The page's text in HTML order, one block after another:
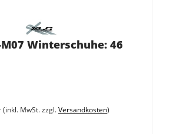
M07 Winterschuhe: 46
(inkl. MwSt. zzgl.Versandkosten)